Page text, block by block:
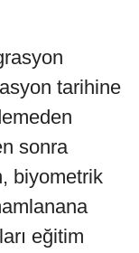
tarihine
sonra
biyometrik
eğitim